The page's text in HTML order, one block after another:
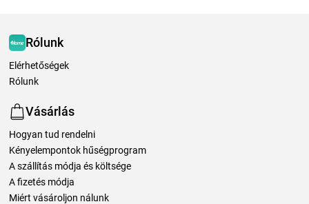
Rólunk
Elérhetőségek
Rólunk
Vásárlás
Hogyan tud rendelni
Kényelempontok hűségprogram
A szállítás módja és költsége
A fizetés módja
Miért vásároljon nálunk